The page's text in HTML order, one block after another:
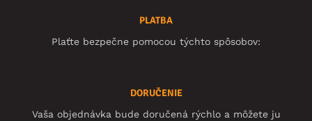
PLATBA
Plaťte bezpečne pomocou týchto spôsobov:
DORUČENIE
Vaša objednávka bude doručená rýchlo a môžete ju